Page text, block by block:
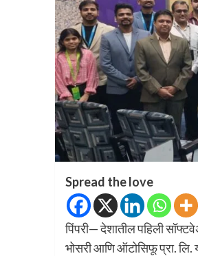
Spread the love
पिंपरी— देशातील पहिली
भोसरी आणि ऑटोसिफू प्रा. लि.